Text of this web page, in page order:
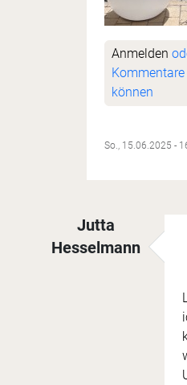
Anmelden
können
So., 15.06.2025 -
Jutta
Hesselmann